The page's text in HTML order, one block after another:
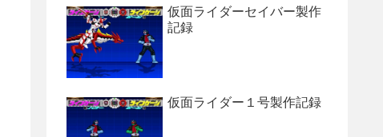
仮面ライダーセイバー製作
記録
仮面ライダー１号製作記録